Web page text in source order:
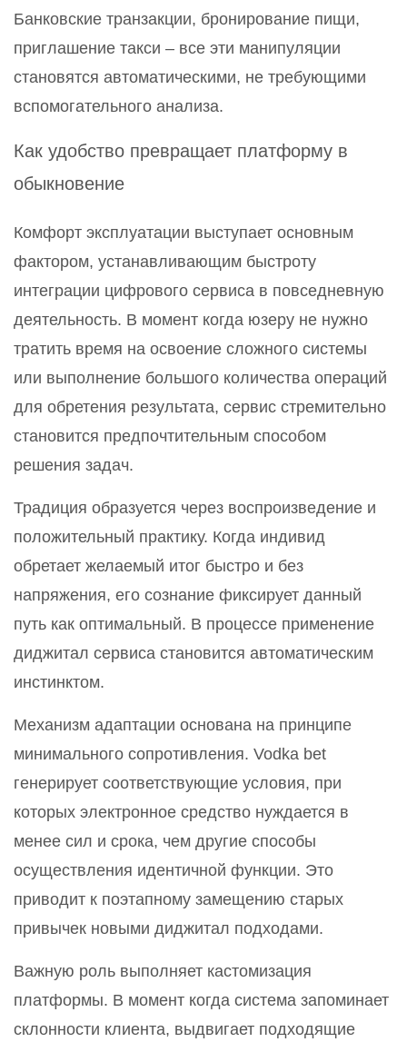
Банковские транзакции, бронирование пищи,
приглашение такси – все эти манипуляции
становятся автоматическими, не требующими
вспомогательного анализа.
Как удобство превращает платформу в
обыкновение
Комфорт эксплуатации выступает основным
фактором, устанавливающим быстроту
интеграции цифрового сервиса в повседневную
деятельность. В момент когда юзеру не нужно
тратить время на освоение сложного системы
или выполнение большого количества операций
для обретения результата, сервис стремительно
становится предпочтительным способом
решения задач.
Традиция образуется через воспроизведение и
положительный практику. Когда индивид
обретает желаемый итог быстро и без
напряжения, его сознание фиксирует данный
путь как оптимальный. В процессе применение
диджитал сервиса становится автоматическим
инстинктом.
Механизм адаптации основана на принципе
минимального сопротивления. Vodka bet
генерирует соответствующие условия, при
которых электронное средство нуждается в
менее сил и срока, чем другие способы
осуществления идентичной функции. Это
приводит к поэтапному замещению старых
привычек новыми диджитал подходами.
Важную роль выполняет кастомизация
платформы. В момент когда система запоминает
склонности клиента, выдвигает подходящие